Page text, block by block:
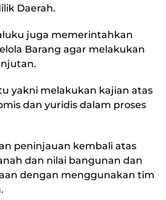
Daerah.
juga memerintahkan
Barang agar melakukan
yakni melakukan kajian atas
dan yuridis dalam proses
peninjauan kembali atas
dan nilai bangunan dan
dengan menggunakan tim